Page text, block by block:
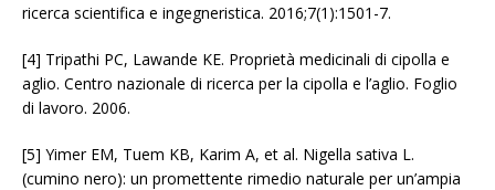
ricerca scientifica e ingegneristica. 2016;7(1):1501-7.
[4] Tripathi PC, Lawande KE. Proprietà medicinali di cipolla e
aglio. Centro nazionale di ricerca per la cipolla e l’aglio. Foglio
di lavoro. 2006.
[5] Yimer EM, Tuem KB, Karim A, et al. Nigella sativa L.
(cumino nero): un promettente rimedio naturale per un’ampia